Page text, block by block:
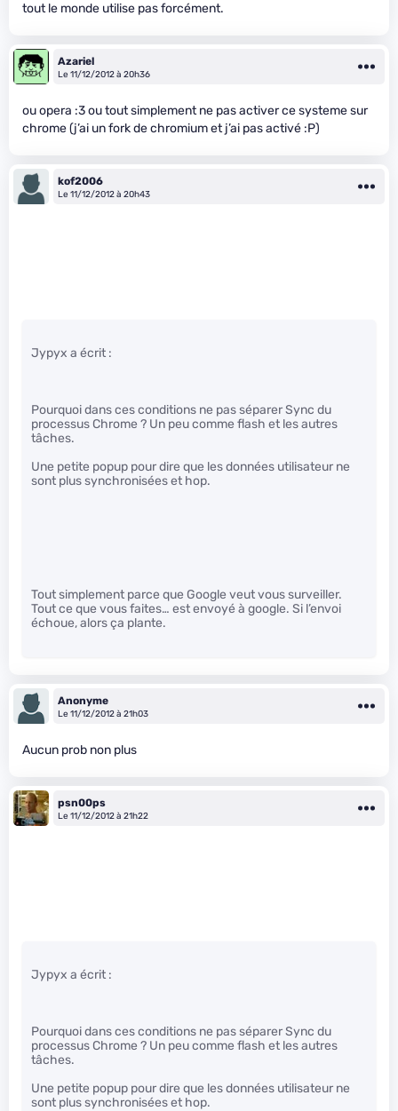
tout le monde utilise pas forcément.
Azariel
Le 11/12/2012 à 20h36
ou opera :3 ou tout simplement ne pas activer ce systeme sur
chrome (j’ai un fork de chromium et j’ai pas activé :P)
kof2006
Le 11/12/2012 à 20h43
Jypyx a écrit :
Pourquoi dans ces conditions ne pas séparer Sync du
processus Chrome ? Un peu comme flash et les autres
tâches.
Une petite popup pour dire que les données utilisateur ne
sont plus synchronisées et hop.
Tout simplement parce que Google veut vous surveiller.
Tout ce que vous faites… est envoyé à google. Si l’envoi
échoue, alors ça plante.
Anonyme
Le 11/12/2012 à 21h03
Aucun prob non plus
psn00ps
Le 11/12/2012 à 21h22
Jypyx a écrit :
Pourquoi dans ces conditions ne pas séparer Sync du
processus Chrome ? Un peu comme flash et les autres
tâches.
Une petite popup pour dire que les données utilisateur ne
sont plus synchronisées et hop.